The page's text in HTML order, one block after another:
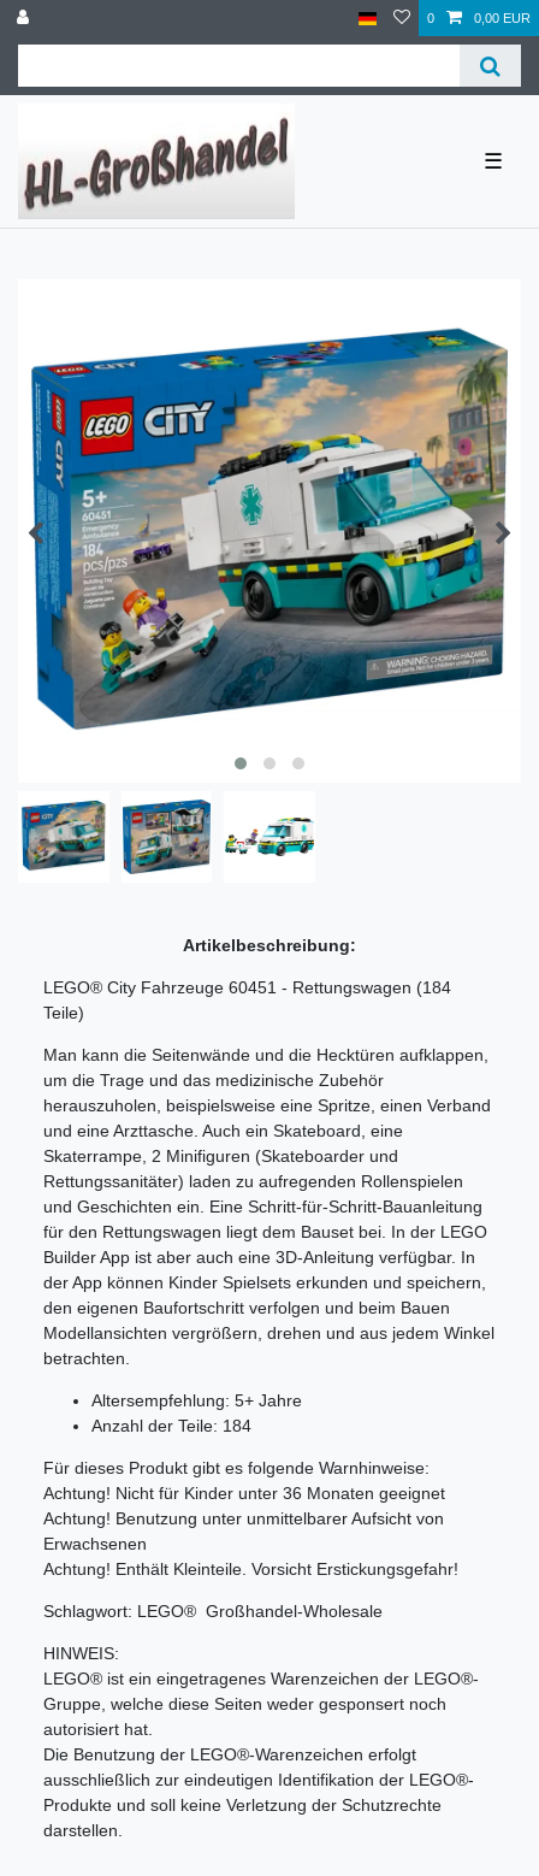
0 0,00 EUR
☰
Artikelbeschreibung:
LEGO® City Fahrzeuge 60451 - Rettungswagen (184
Teile)
Man kann die Seitenwände und die Hecktüren aufklappen,
um die Trage und das medizinische Zubehör
herauszuholen, beispielsweise eine Spritze, einen Verband
und eine Arzttasche. Auch ein Skateboard, eine
Skaterrampe, 2 Minifiguren (Skateboarder und
Rettungssanitäter) laden zu aufregenden Rollenspielen
und Geschichten ein. Eine Schritt-für-Schritt-Bauanleitung
für den Rettungswagen liegt dem Bauset bei. In der LEGO
Builder App ist aber auch eine 3D-Anleitung verfügbar. In
der App können Kinder Spielsets erkunden und speichern,
den eigenen Baufortschritt verfolgen und beim Bauen
Modellansichten vergrößern, drehen und aus jedem Winkel
betrachten.
Altersempfehlung: 5+ Jahre
Anzahl der Teile: 184
Für dieses Produkt gibt es folgende Warnhinweise:
Achtung! Nicht für Kinder unter 36 Monaten geeignet
Achtung! Benutzung unter unmittelbarer Aufsicht von
Erwachsenen
Achtung! Enthält Kleinteile. Vorsicht Erstickungsgefahr!
Schlagwort: LEGO® Großhandel-Wholesale
HINWEIS:
LEGO® ist ein eingetragenes Warenzeichen der LEGO®-
Gruppe, welche diese Seiten weder gesponsert noch
autorisiert hat.
Die Benutzung der LEGO®-Warenzeichen erfolgt
ausschließlich zur eindeutigen Identifikation der LEGO®-
Produkte und soll keine Verletzung der Schutzrechte
darstellen.